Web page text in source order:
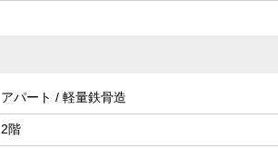
アパート / 軽量鉄骨造
2階